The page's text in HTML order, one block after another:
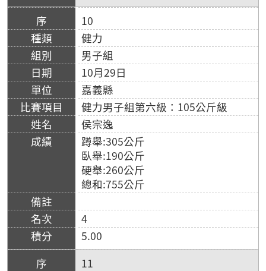
10
健力
男子組
10月29日
嘉義縣
健力男子組第六級：105公斤級
侯宗逸
蹲舉:305公斤
臥舉:190公斤
硬舉:260公斤
總和:755公斤
4
5.00
11